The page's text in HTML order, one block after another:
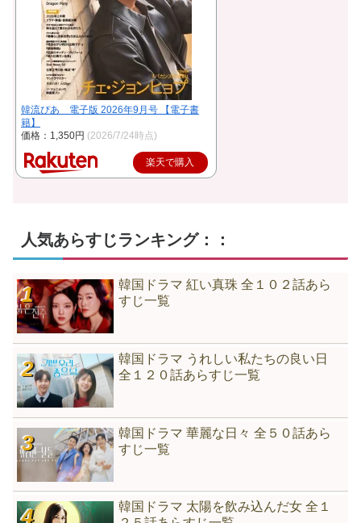
韓流ぴあ 電子版 2026年9月号 【電子書
籍】
価格：1,350円 (2026/7/24時点)
楽天で購入
人気あらすじランキング：：
韓国ドラマ 紅い真珠 全１０２話あら
すじ一覧
韓国ドラマ うれしい私たちの良い日
全１２０話あらすじ一覧
韓国ドラマ 華麗な日々 全５０話あら
すじ一覧
韓国ドラマ 太陽を飲み込んだ女 全１